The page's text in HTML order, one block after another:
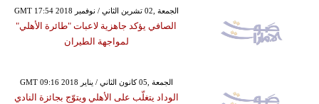
GMT 17:54 2018 الجمعة ,02 تشرين الثاني / نوفمبر
الصافي يؤكد جاهزية لاعبات "طائرة الأهلي"
لمواجهة الطيران
GMT 09:16 2018 الجمعة ,05 كانون الثاني / يناير
الوداد يتغلّب على الأهلي ويتوّج بجائزة النادي